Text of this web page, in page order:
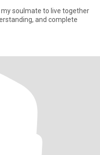
my soulmate to live together
and complete